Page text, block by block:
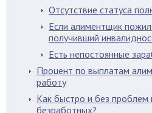
Отсутствие статуса
Если алиментщик
получивший
Есть непостоянные
Процент по выплатам
работу
Как быстро и без проблем
безработных?